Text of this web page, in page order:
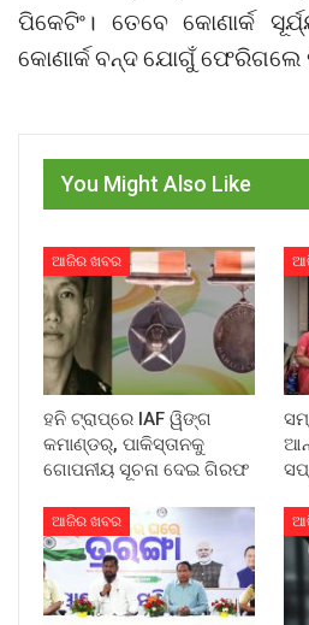
ପିକେଟିଂ। ତେବେ କୋଣାର୍କ
କୋଣାର୍କ ବନ୍ଦ ଯୋଗୁଁ ଫେରିଗଲେ
You Might Also Like
ଆଜିର ଖବର
ହନି ଟ୍ରାପ୍‌ରେ IAF ୱିଙ୍ଗ
କମାଣ୍ଡର୍, ପାକିସ୍ତାନକୁ
ଗୋପନୀୟ ସୂଚନା ଦେଇ ଗିରଫ
ଆଜିର ଖବର